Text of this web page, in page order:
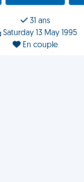
31 ans
Saturday 13 May 1995
En couple